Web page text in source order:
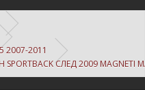
2007-2011
СЛЕД 2009 MAGNETI